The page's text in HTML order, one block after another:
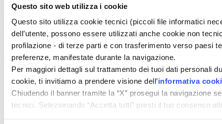
Questo sito web utilizza i cookie
Questo sito utilizza cookie tecnici (piccoli file informatici
dell’utente, possono essere utilizzati anche cookie non
profilazione - di terze parti e con trasferimento verso paesi
preferenze, manifestate durante la navigazione.
Per maggiori dettagli sul trattamento dei tuoi dati personali
cookie, ti invitiamo a prendere visione dell’informativa
Chiudendo il banner tramite la “X” prosegui la navigazione
tecnici. Selezionando “Accetta tutti” presti il tuo consenso
Codice fiscale e numero d'iscrizione al Registro Imprese di Milano - 80009810484
Capitale sociale € 8.000.000,00 i.v.
powered by ZUMEDIA